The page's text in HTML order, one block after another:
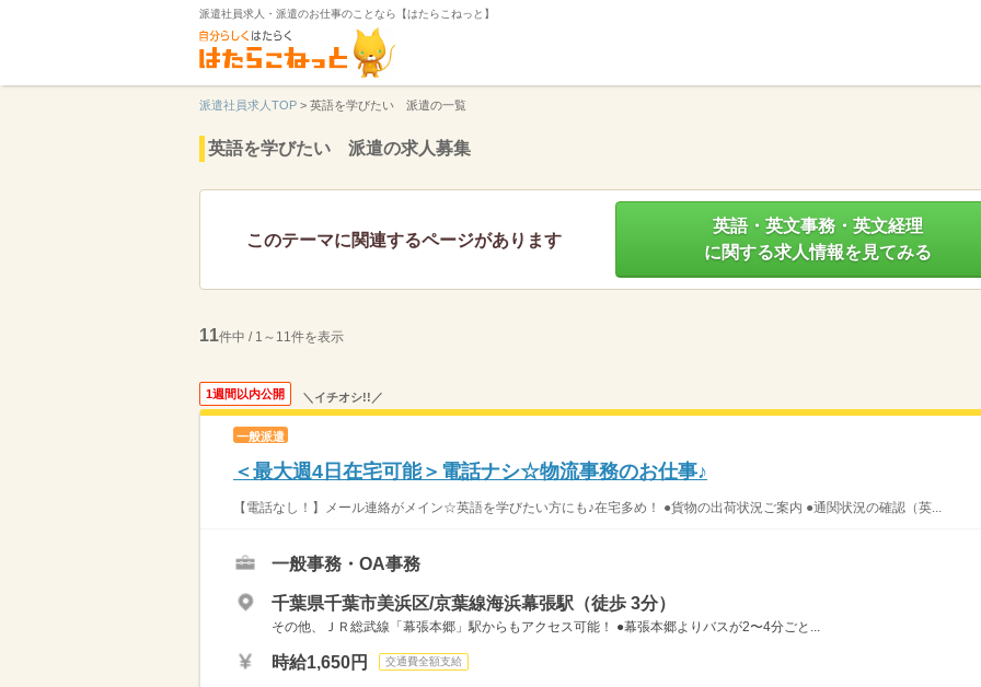
派遣社員求人・派遣のお仕事のことなら【はたらこねっと】
派遣社員求人TOP > 英語を学びたい 派遣の一覧
英語を学びたい 派遣の求人募集
このテーマに関連するページがあります
英語・英文事務・英文経理
に関する求人情報を見てみる
11件中 / 1～11件を表示
1週間以内公開 ＼イチオシ!!／
一般派遣
＜最大週4日在宅可能＞電話ナシ☆物流事務のお仕事♪
【電話なし！】メール連絡がメイン☆英語を学びたい方にも♪在宅多め！ ●貨物の出荷状況ご案内 ●通関状況の確認（英...
一般事務・OA事務
千葉県千葉市美浜区/京葉線海浜幕張駅（徒歩 3分）
その他、ＪＲ総武線「幕張本郷」駅からもアクセス可能！ ●幕張本郷よりバスが2〜4分ごと...
時給1,650円 交通費全額支給